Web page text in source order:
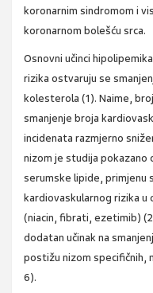
koronarnim sindromom i
koronarnom bolešću srca.
Osnovni učinci
rizika ostvaruju se
kolesterola (1). Naime,
smanjenje broja
incidenata razmjerno
nizom je studija pokazano
serumske lipide, primjenu
kardiovaskularnog rizika
(niacin, fibrati, ezetimib)
dodatan učinak na
postižu nizom specifičnih,
6).